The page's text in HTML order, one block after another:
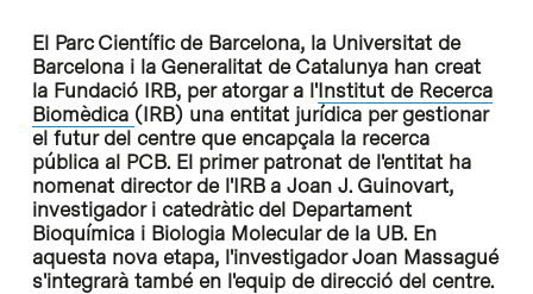
El Parc Científic de Barcelona, la Universitat de
Barcelona i la Generalitat de Catalunya han creat
la Fundació IRB, per atorgar a l'Institut de Recerca
Biomèdica (IRB) una entitat jurídica per gestionar
el futur del centre que encapçala la recerca
pública al PCB. El primer patronat de l'entitat ha
nomenat director de l'IRB a Joan J. Guinovart,
investigador i catedràtic del Departament
Bioquímica i Biologia Molecular de la UB. En
aquesta nova etapa, l'investigador Joan Massagué
s'integrarà també en l'equip de direcció del centre.